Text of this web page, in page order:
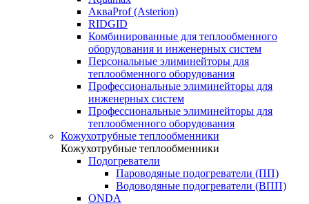
АкваProf (Asterion)
RIDGID
Комбинированные для теплообменного
оборудования и инженерных систем
Персональные элиминейторы для
теплообменного оборудования
Профессиональные элиминейторы для
инженерных систем
Профессиональные элиминейторы для
теплообменного оборудования
Кожухотрубные теплообменники
Кожухотрубные теплообменники
Подогреватели
Пароводяные подогреватели (ПП)
Водоводяные подогреватели (ВПП)
ONDA